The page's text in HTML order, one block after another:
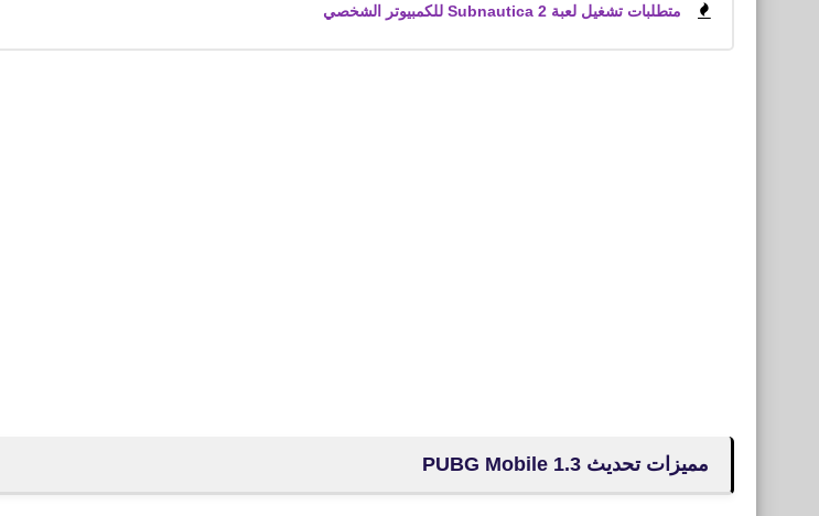
متطلبات تشغيل لعبة Subnautica 2 للكمبيوتر الشخصي
مميزات تحديث PUBG Mobile 1.3